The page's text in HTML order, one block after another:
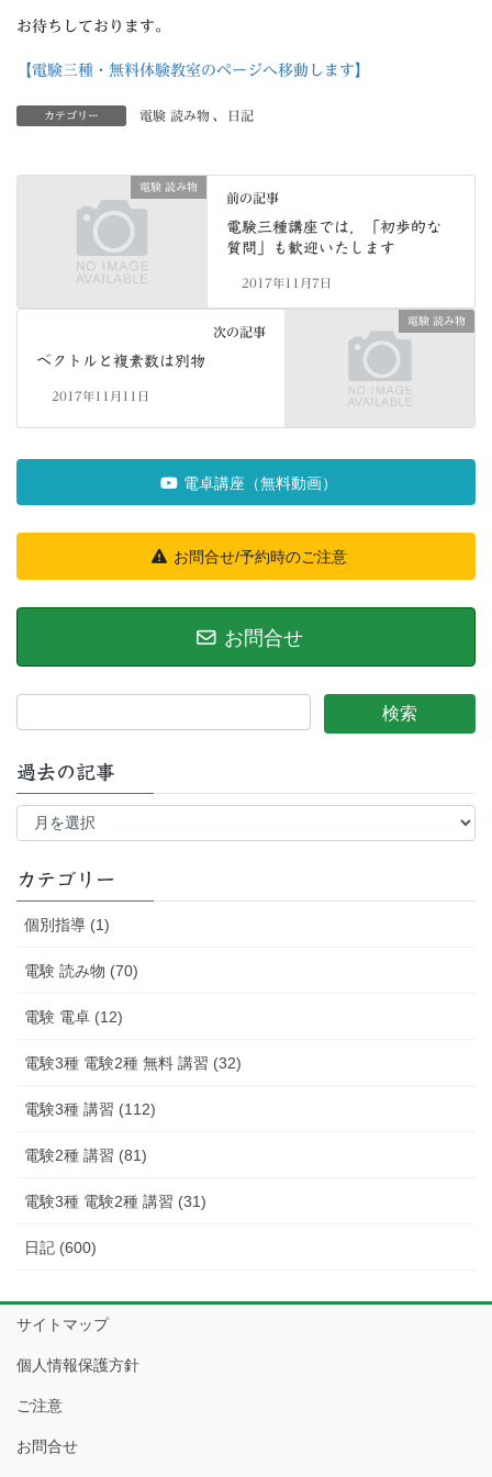
お待ちしております。
【電験三種・無料体験教室のページへ移動します】
カテゴリー 電験 読み物 、 日記
電験 読み物
前の記事
電験三種講座では，「初歩的な
質問」も歓迎いたします
2017年11月7日
電験 読み物
次の記事
ベクトルと複素数は別物
2017年11月11日
電卓講座（無料動画）
お問合せ/予約時のご注意
お問合せ
過去の記事
過
記
カテゴリー
個別指導 (1)
電験 読み物 (70)
電験 電卓 (12)
電験3種 電験2種 無料 講習 (32)
電験3種 講習 (112)
電験2種 講習 (81)
電験3種 電験2種 講習 (31)
日記 (600)
サイトマップ
個人情報保護方針
ご注意
お問合せ